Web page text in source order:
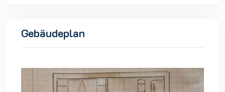
Gebäudeplan